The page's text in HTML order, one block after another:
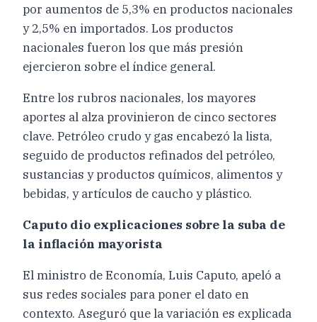
por aumentos de 5,3% en productos nacionales
y 2,5% en importados. Los productos
nacionales fueron los que más presión
ejercieron sobre el índice general.
Entre los rubros nacionales, los mayores
aportes al alza provinieron de cinco sectores
clave. Petróleo crudo y gas encabezó la lista,
seguido de productos refinados del petróleo,
sustancias y productos químicos, alimentos y
bebidas, y artículos de caucho y plástico.
Caputo dio explicaciones sobre la suba de
la inflación mayorista
El ministro de Economía, Luis Caputo, apeló a
sus redes sociales para poner el dato en
contexto. Aseguró que la variación es explicada